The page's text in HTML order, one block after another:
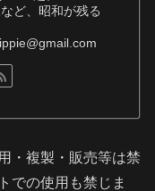
ど、昭和が残る
・複製・販売等は禁
での使用も禁じま